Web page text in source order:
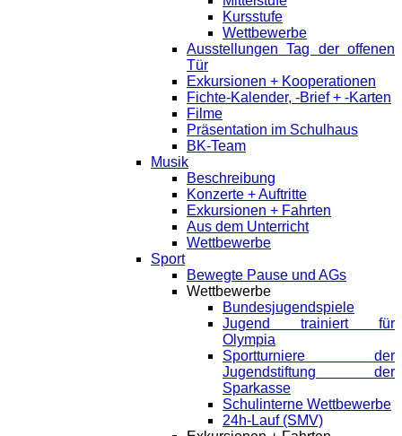
Kursstufe
Wettbewerbe
Ausstellungen Tag der offenen
Tür
Exkursionen + Kooperationen
Fichte-Kalender, -Brief + -Karten
Filme
Präsentation im Schulhaus
BK-Team
Musik
Beschreibung
Konzerte + Auftritte
Exkursionen + Fahrten
Aus dem Unterricht
Wettbewerbe
Sport
Bewegte Pause und AGs
Wettbewerbe
Bundesjugendspiele
Jugend trainiert für
Olympia
Sportturniere der
Jugendstiftung der
Sparkasse
Schulinterne Wettbewerbe
24h-Lauf (SMV)